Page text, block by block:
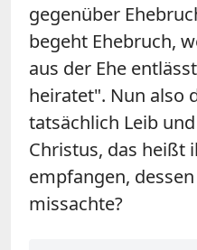
gegenüber
begeht Ehebruch,
aus der Ehe
heiratet". Nun also
tatsächlich Leib
Christus, das heißt
empfangen,
missachte?